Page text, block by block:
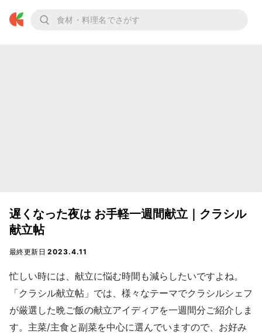
遅くなった夜は お手軽一週間献立｜クラシル
献立帖
最終更新日2023.4.11
忙しい時には、献立に悩む時間も減らしたいですよね。
「クラシル献立帖」では、様々なテーマでクラシルシェフ
が厳選した晩ご飯の献立アイディアを一週間分ご紹介しま
す。主菜/主食と副菜を中心に選んでいますので、お好み